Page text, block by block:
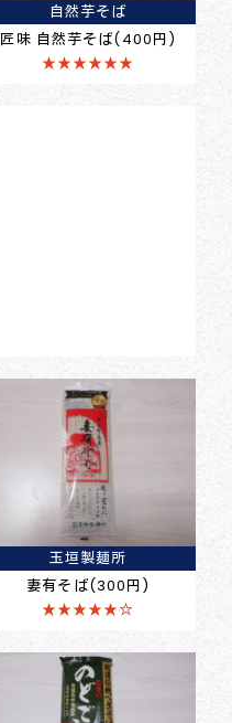
自然芋そば
匠味 自然芋そば(400円)
★★★★★★
玉垣製麺所
妻有そば(300円)
★★★★★☆